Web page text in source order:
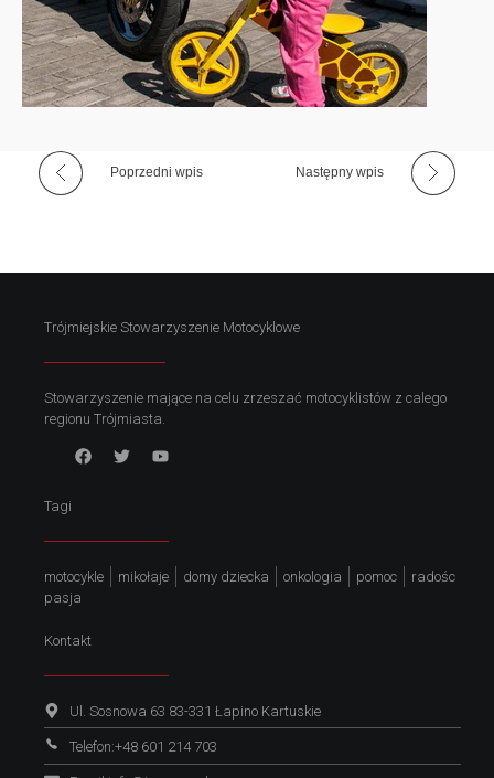
o
r
y
a
c
y
n
y
c
h
Poprzedni wpis Następny wpis
Trójmiejskie Stowarzyszenie Motocyklowe
Stowarzyszenie mające na celu zrzeszać motocyklistów z calego
regionu Trójmiasta.
Tagi
motocykle mikołaje domy dziecka onkologia pomoc
radośc
pasja
Kontakt
Ul. Sosnowa 63 83-331 Łapino Kartuskie
Telefon:+48 601 214 703